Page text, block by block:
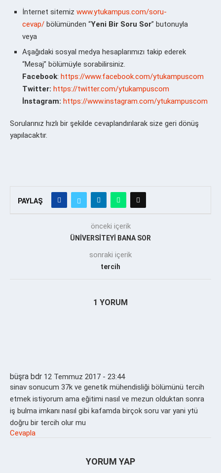
İnternet sitemiz www.ytukampus.com/soru-
cevap/ bölümünden “Yeni Bir Soru Sor” butonuyla
veya
Aşağıdaki sosyal medya hesaplarımızı takip ederek
“Mesaj” bölümüyle sorabilirsiniz.
Facebook: https://www.facebook.com/ytukampuscom
Twitter: https://twitter.com/ytukampuscom
İnstagram: https://www.instagram.com/ytukampuscom
Sorularınız hızlı bir şekilde cevaplandırılarak size geri dönüş
yapılacaktır.
PAYLAŞ
önceki içerik
ÜNİVERSİTEYİ BANA SOR
sonraki içerik
tercih
1 YORUM
büşra bdr 12 Temmuz 2017 - 23:44
sinav sonucum 37k ve genetik mühendisliği bölümünü tercih
etmek istiyorum ama eğitimi nasıl ve mezun olduktan sonra
iş bulma imkanı nasıl gibi kafamda birçok soru var yani ytü
doğru bir tercih olur mu
Cevapla
YORUM YAP